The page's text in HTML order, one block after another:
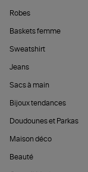
Robes
Baskets femme
Sweatshirt
Jeans
Sacs à main
Bijoux tendances
Doudounes et Parkas
Maison déco
Beauté